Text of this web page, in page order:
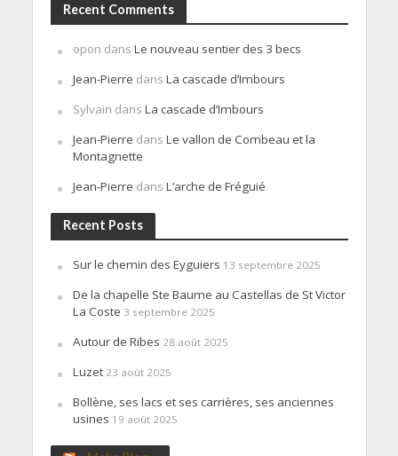
Recent Comments
opon dans Le nouveau sentier des 3 becs
Jean-Pierre dans La cascade d’Imbours
Sylvain dans La cascade d’Imbours
Jean-Pierre dans Le vallon de Combeau et la
Montagnette
Jean-Pierre dans L’arche de Fréguié
Recent Posts
Sur le chemin des Eyguiers 13 septembre 2025
De la chapelle Ste Baume au Castellas de St Victor
La Coste 3 septembre 2025
Autour de Ribes 28 août 2025
Luzet 23 août 2025
Bollène, ses lacs et ses carrières, ses anciennes
usines 19 août 2025